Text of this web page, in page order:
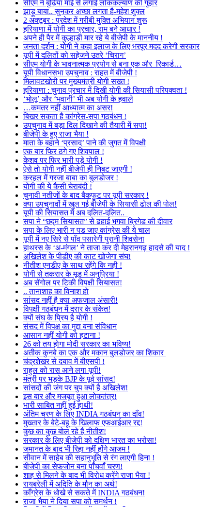
सीएम ने बुढ़िया माई से लगाई लोककल्याण की गुहार
झाड़ू बाबा.. सुनकर अच्छा लगता है-महेश शुक्ल
2 अक्टूबर : प्रदेश में गरीबी मुक्ति अभियान शुरू
हरियाणा में योगी का प्रचार, राम बने आधार !
अपने ही पैर में कुल्हाड़ी मार रहे ये बीजेपी के माननीय !
जनता दर्शन : योगी ने कहा इलाज के लिए भरपूर मदद करेगी सरकार
यूपी में दलितों को सहेजने उतरे ‘चिराग’
सीएम योगी के भावनात्मक प्रयोग से बना एक और रिकार्ड…
यूपी विधानसभा उपचुनाव : राहत में बीजेपी !
मिलावटखोरी पर मुख्यमंत्री योगी सख्त !
हरियाणा : चुनाव प्रचार में दिखी योगी की सियासी परिपक्वता !
‘भोलू’ और ‘भवानी’ भी अब योगी के हवाले
…कमतर नहीं आध्यात्म का असर!
बिखर सकता है कांग्रेस-सपा गठबंधन !
उपचुनाव में बड़ा दिल दिखाने की तैयारी में सपा!
बीजेपी के हुए राजा भैया !
माता के बहाने ‘प्रसाद’ पाने की जुगत में विपक्षी
एक बार फिर ठगे गए शिवपाल !
केशव पर फिर भारी पड़े योगी !
ऐसे तो योगी नहीं बीजेपी ही निबट जाएगी !
करहल में गरजा बाबा का बुलडोजर !
योगी की ये कैसी घेराबंदी !
चुनावी नतीजों के बाद बैकफुट पर यूपी सरकार !
क्या उपचुनावों में खुल गई बीजेपी के सियासी ढोल की पोल!
यूपी की सियासत में अब दलित-दलित..
सपा ने “छद्म सियासत” से ढहाई भगवा ब्रिगेड की दीवार
सपा के लिए भारी न पड जाए कांग्रेस की ये चाल
यूपी में नए सिरे से पाँव पसारेगी पुरानी शिवसेना
हाथरस के ‘अ-मंगल’ ने ताजा कर दी मेहरानगढ़ हादसे की याद !
अखिलेश के पीडीए की काट खोजेगा संघ!
नीतीश एनडीए के साथ रहेंगे कि नही !
योगी से तकरार के मूड में अनुप्रिया !
अब सेंगोल पर टिकी विपक्षी सियासत!
.. तानाशाह का विनाश हो
सांसद नहीं है क्या अफजाल अंसारी!
विपक्षी गठबंधन में दरार के संकेत!
क्यों संघ के प्रिय है योगी !
संसद में विपक्ष का मुद्दा बना संविधान
आसान नहीं योगी को हटाना !
26 को तय होगा मोदी सरकार का भविष्य!
अतीक कुनबे का एक और मकान बुलडोजर का शिकार
चंद्रशेखर से दबाव में बीएसपी !
राहुल को रास आने लगा यूपी!
मंत्री पर भड़के BJP के पूर्व सांसद!
सांसदों की जंग पर चुप क्यों है अखिलेश!
इस बार और मजबूत हुआ लोकतंत्र!
भारी साबित नहीं हुई हाथी!
अंतिम चरण के लिए INDIA गठबंधन का दाँव!
मुख्तार के बेटे-बहू के खिलाफ एफआईआर रद्द!
कुछ का कुछ बोल रहे है नीतीश!
सरकार के लिए बीजेपी को दक्षिण भारत का भरोसा!
जमानत के बाद भी रिहा नहीं होंगे आजम !
सीवान में साहेब की सहानुभूति से रंग लाएगी हिना !
बीजेपी का सेफजोन बना पाँचवाँ चरण!
शाह से मिलने के बाद भी विरोध करेंगे राजा भैया !
रायबरेली में अदिति के मौन का अर्थ!
काँग्रेस के धोखे से सकते में INDIA गठबंधन!
राजा भैया ने दिया सपा को समर्थन !